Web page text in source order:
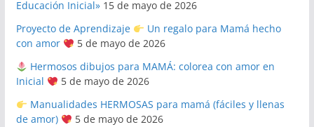
Educación Inicial» 15 de mayo de 2026
Proyecto de Aprendizaje
Un regalo para Mamá hecho
con amor
5 de mayo de 2026
Hermosos dibujos para MAMÁ: colorea con amor en
Inicial
5 de mayo de 2026
Manualidades HERMOSAS para mamá (fáciles y llenas
de amor)
5 de mayo de 2026